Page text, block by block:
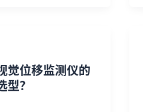
觉位移监测仪的
？